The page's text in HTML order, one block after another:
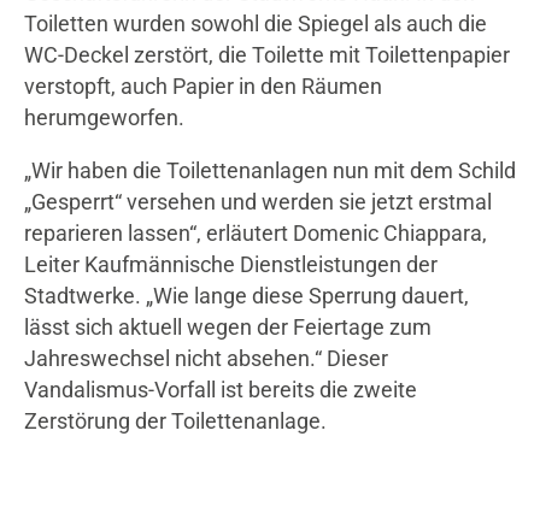
Toiletten wurden sowohl die Spiegel als auch die
WC-Deckel zerstört, die Toilette mit Toilettenpapier
verstopft, auch Papier in den Räumen
herumgeworfen.
„Wir haben die Toilettenanlagen nun mit dem Schild
„Gesperrt“ versehen und werden sie jetzt erstmal
reparieren lassen“, erläutert Domenic Chiappara,
Leiter Kaufmännische Dienstleistungen der
Stadtwerke. „Wie lange diese Sperrung dauert,
lässt sich aktuell wegen der Feiertage zum
Jahreswechsel nicht absehen.“ Dieser
Vandalismus-Vorfall ist bereits die zweite
Zerstörung der Toilettenanlage.